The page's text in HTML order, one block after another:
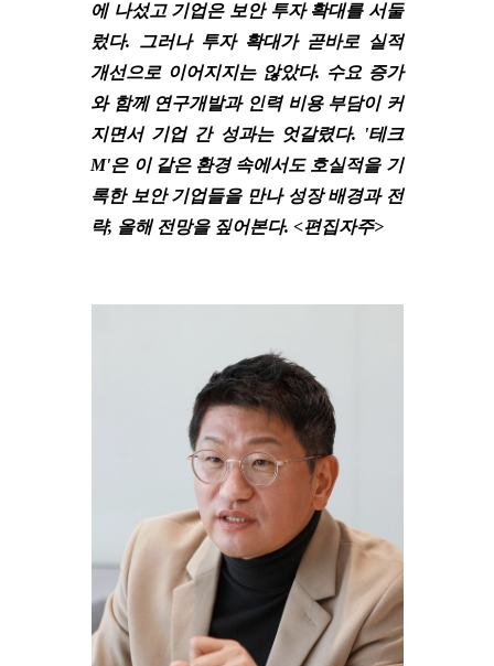
에 나섰고 기업은 보안 투자 확대를 서둘
렀다. 그러나 투자 확대가 곧바로 실적
개선으로 이어지지는 않았다. 수요 증가
와 함께 연구개발과 인력 비용 부담이 커
지면서 기업 간 성과는 엇갈렸다. '테크
M'은 이 같은 환경 속에서도 호실적을 기
록한 보안 기업들을 만나 성장 배경과 전
략, 올해 전망을 짚어본다. <편집자주>